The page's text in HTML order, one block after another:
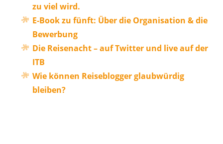
zu viel wird.
E-Book zu fünft: Über die Organisation & die
Bewerbung
Die Reisenacht – auf Twitter und live auf der
ITB
Wie können Reiseblogger glaubwürdig
bleiben?